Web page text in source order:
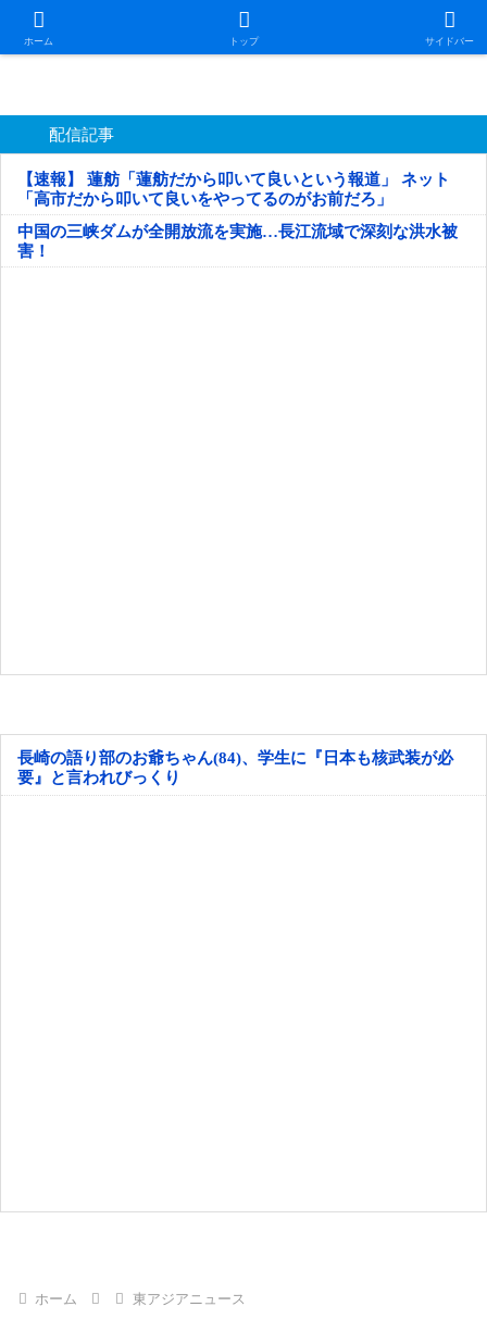
ホーム トップ サイドバー
日本第一！ニュース録
配信記事
【速報】 蓮舫「蓮舫だから叩いて良いという報道」 ネット
「高市だから叩いて良いをやってるのがお前だろ」
中国の三峡ダムが全開放流を実施…長江流域で深刻な洪水被
害！
長崎の語り部のお爺ちゃん(84)、学生に『日本も核武装が必
要』と言われびっくり
ホーム 東アジアニュース